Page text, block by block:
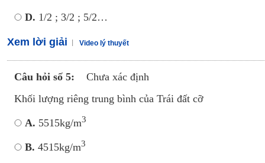
D. 1/2 ; 3/2 ; 5/2…
Xem lời giải Video lý thuyết
Câu hỏi số 5:
Chưa xác định
Khối lượng riêng trung bình của Trái đất cỡ
A. 5515kg/m3
B. 4515kg/m3